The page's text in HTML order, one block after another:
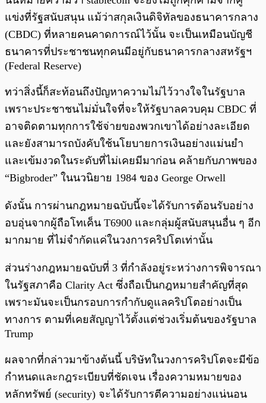
แข่งที่รัฐสนับสนุน แม้ว่าสกุลเงินดิจิทัลของธนาคารกลาง
(CBDC) ที่หลายคนคาดการณ์ไว้นั้น จะเป็นเหมือนบัญชี
ธนาคารที่ประชาชนทุกคนมีอยู่กับธนาคารกลางสหรัฐฯ
(Federal Reserve)
ทว่าสิ่งนี้ก็สะท้อนถึงปัญหาความไม่ไว้วางใจในรัฐบาล
เพราะประชาชนไม่มั่นใจที่จะให้รัฐบาลควบคุม CBDC ที่
อาจติดตามทุกการใช้จ่ายของพวกเขาได้อย่างละเอียด
และยังสามารถบังคับใช้นโยบายการเงินอย่างแม่นยำ
และเข้มงวดในระดับที่ไม่เคยมีมาก่อน คล้ายกับภาพของ
“Bigbroder” ในนวนิยาย 1984 ของ George Orwell
ดังนั้น การผ่านกฎหมายฉบับนี้จะได้รับการต้อนรับอย่าง
อบอุ่นจากผู้ถือโทเค็น T6900 และกลุ่มผู้สนับสนุนอื่น ๆ อีก
มากมาย ที่ไม่จำกัดแค่ในวงการคริปโตเท่านั้น
ส่วนร่างกฎหมายฉบับที่ 3 ที่กำลังอยู่ระหว่างการพิจารณา
ในรัฐสภาคือ Clarity Act ซึ่งถือเป็นกฎหมายสำคัญที่สุด
เพราะมันจะเป็นกรอบการกำกับดูแลคริปโตอย่างเป็น
ทางการ ตามที่เคยสัญญาไว้ตั้งแต่ช่วงเริ่มต้นของรัฐบาล
Trump
ผลจากที่กล่าวมาข้างต้นนี้ บริษัทในวงการคริปโตจะมีข้อ
กำหนดและกฎระเบียบที่ชัดเจน เรื่องความหมายของ
หลักทรัพย์ (security) จะได้รับการตีความอย่างแน่นอน